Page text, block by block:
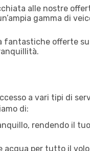
alle nostre
gamma di
fantastiche offerte
a vari tipi di
di:
rendendo il
acqua per tutto il